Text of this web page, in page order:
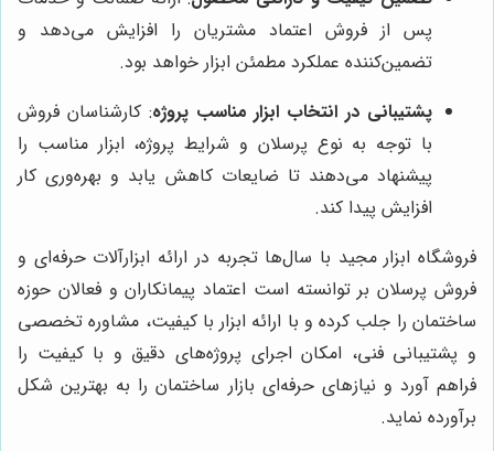
پس از فروش اعتماد مشتریان را افزایش می‌دهد و
تضمین‌کننده عملکرد مطمئن ابزار خواهد بود.
پشتیبانی در انتخاب ابزار مناسب پروژه: کارشناسان فروش
با توجه به نوع پرسلان و شرایط پروژه، ابزار مناسب را
پیشنهاد می‌دهند تا ضایعات کاهش یابد و بهره‌وری کار
افزایش پیدا کند.
فروشگاه ابزار مجید با سال‌ها تجربه در ارائه ابزارآلات حرفه‌ای و
فروش پرسلان بر توانسته است اعتماد پیمانکاران و فعالان حوزه
ساختمان را جلب کرده و با ارائه ابزار با کیفیت، مشاوره تخصصی
و پشتیبانی فنی، امکان اجرای پروژه‌های دقیق و با کیفیت را
فراهم آورد و نیازهای حرفه‌ای بازار ساختمان را به بهترین شکل
برآورده نماید.